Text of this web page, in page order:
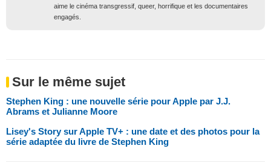
aime le cinéma transgressif, queer, horrifique et les documentaires
engagés.
Sur le même sujet
Stephen King : une nouvelle série pour Apple par J.J.
Abrams et Julianne Moore
Lisey's Story sur Apple TV+ : une date et des photos pour la
série adaptée du livre de Stephen King